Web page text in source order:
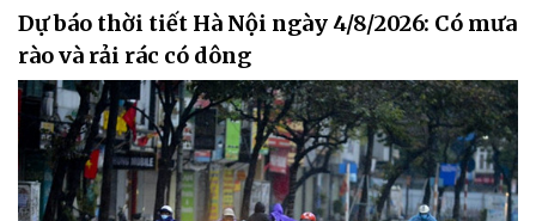
Dự báo thời tiết Hà Nội ngày 4/8/2026: Có mưa
rào và rải rác có dông